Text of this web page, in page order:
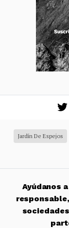
Jardín De Espejos
Ayúdanos